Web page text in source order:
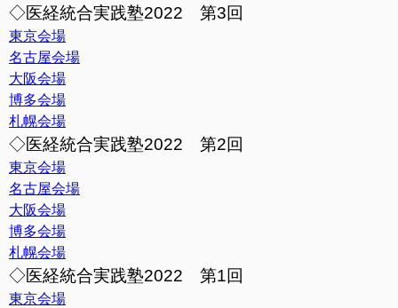
◇医経統合実践塾2022 第3回
東京会場
名古屋会場
大阪会場
博多会場
札幌会場
◇医経統合実践塾2022 第2回
東京会場
名古屋会場
大阪会場
博多会場
札幌会場
◇医経統合実践塾2022 第1回
東京会場